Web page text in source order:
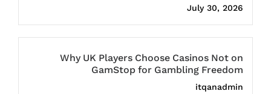
July 30, 2026
Why UK Players Choose Casinos Not on
GamStop for Gambling Freedom
itqanadmin